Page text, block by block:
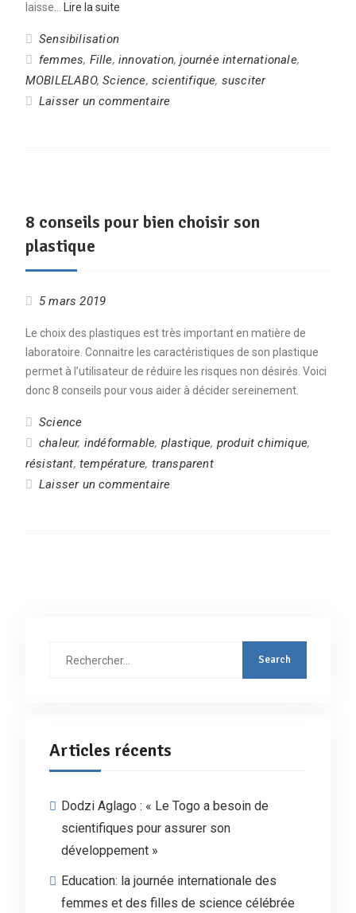
laisse…
Lire la suite
Sensibilisation
femmes, Fille, innovation,journée internationale,
MOBILELABO,Science, scientifique, susciter
Laisser un commentaire
8 conseils pour bien choisir son
plastique
5 mars 2019
Le choix des plastiques est très important en matière de
laboratoire. Connaitre les caractéristiques de son plastique
permet à l’utilisateur de réduire les risques non désirés. Voici
donc 8 conseils pour vous aider à décider sereinement.
Science
chaleur, indéformable, plastique, produit chimique,
résistant, température, transparent
Laisser un commentaire
Articles récents
Dodzi Aglago : « Le Togo a besoin de
scientifiques pour assurer son
développement »
Education: la journée internationale des
femmes et des filles de science célébrée